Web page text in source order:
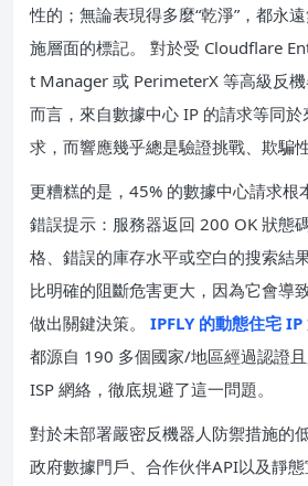
性的；無論表現得多麼“乾淨”，都永
施層面的標記。 對於受 Cloudflare
t Manager 或 PerimeterX 等高級反
而言，來自數據中心 IP 的請求等同
求，而響應幾乎總是驗證挑戰、欺騙
更糟糕的是，45% 的數據中心請求根
錯誤提示：服務器返回 200 OK 狀態
格、錯誤的庫存水平或空白的搜索結
比明確的阻斷危害更大，因為它會導
做出關鍵決策。 IPFLY 的動態住宅 IP
都源自 190 多個國家/地區經過認證
ISP 網絡，徹底規避了這一問題。
對於未部署嚴密反機器人防禦措施
政府數據門戶、合作伙伴API以及靜